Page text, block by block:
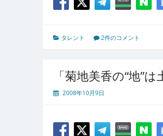
タレント 2件のコメント
「菊地美香の“地”
2008年10月9日